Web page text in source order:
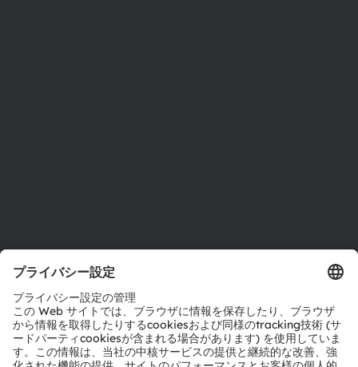
お問い合わせ
テクニカルサポート
パートナーネットワーク
通報